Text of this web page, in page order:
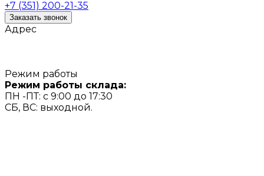
+7 (351) 200-21-35
Заказать звонок
Адрес
Режим работы
Режим работы склада:
ПН -ПТ: с 9:00 до 17:30
СБ, ВС: выходной.